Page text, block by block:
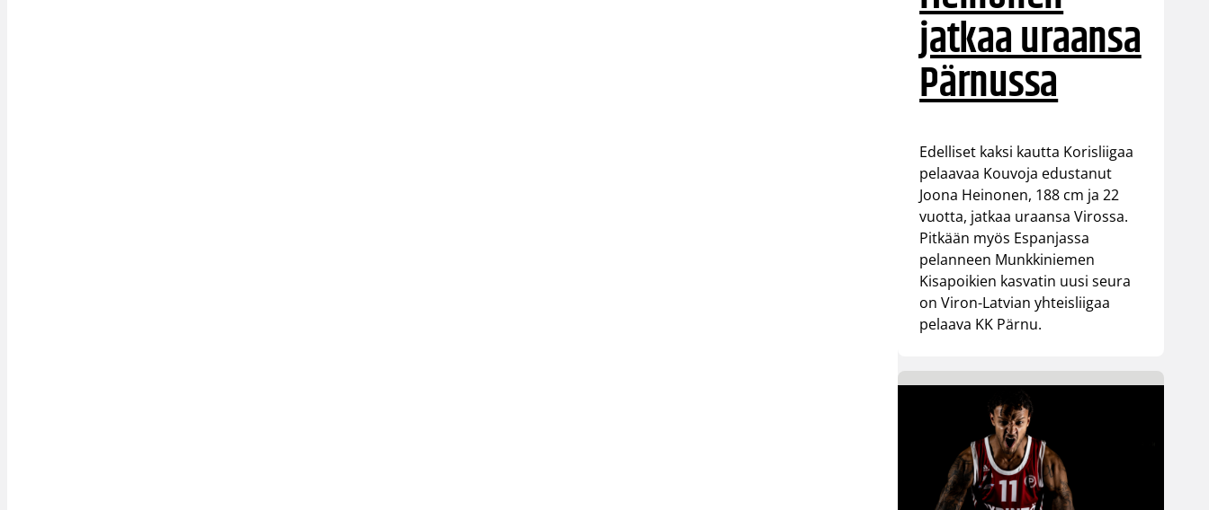
jatkaa uraansa
Pärnussa
Edelliset kaksi kautta Korisliigaa
pelaavaa Kouvoja edustanut
Joona Heinonen, 188 cm ja 22
vuotta, jatkaa uraansa Virossa.
Pitkään myös Espanjassa
pelanneen Munkkiniemen
Kisapoikien kasvatin uusi seura
on Viron-Latvian yhteisliigaa
pelaava KK Pärnu.